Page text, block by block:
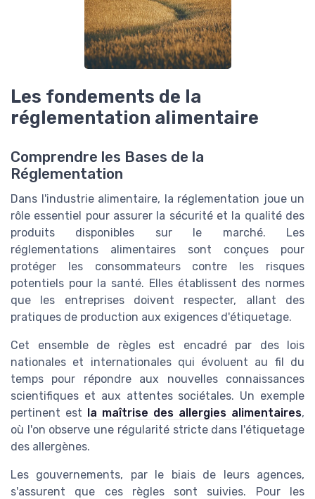
Les fondements de la
réglementation alimentaire
Comprendre les Bases de la
Réglementation
Dans l'industrie alimentaire, la réglementation joue un
rôle essentiel pour assurer la sécurité et la qualité des
produits disponibles sur le marché. Les
réglementations alimentaires sont conçues pour
protéger les consommateurs contre les risques
potentiels pour la santé. Elles établissent des normes
que les entreprises doivent respecter, allant des
pratiques de production aux exigences d'étiquetage.
Cet ensemble de règles est encadré par des lois
nationales et internationales qui évoluent au fil du
temps pour répondre aux nouvelles connaissances
scientifiques et aux attentes sociétales. Un exemple
pertinent est la maîtrise des allergies alimentaires,
où l'on observe une régularité stricte dans l'étiquetage
des allergènes.
Les gouvernements, par le biais de leurs agences,
s'assurent que ces règles sont suivies. Pour les